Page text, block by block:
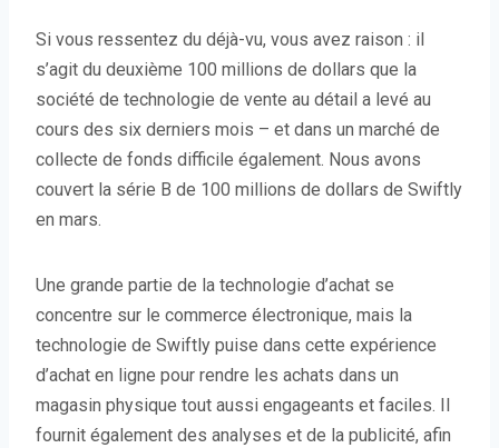
Si vous ressentez du déjà-vu, vous avez raison : il
s’agit du deuxième 100 millions de dollars que la
société de technologie de vente au détail a levé au
cours des six derniers mois – et dans un marché de
collecte de fonds difficile également. Nous avons
couvert la série B de 100 millions de dollars de Swiftly
en mars.
Une grande partie de la technologie d’achat se
concentre sur le commerce électronique, mais la
technologie de Swiftly puise dans cette expérience
d’achat en ligne pour rendre les achats dans un
magasin physique tout aussi engageants et faciles. Il
fournit également des analyses et de la publicité, afin